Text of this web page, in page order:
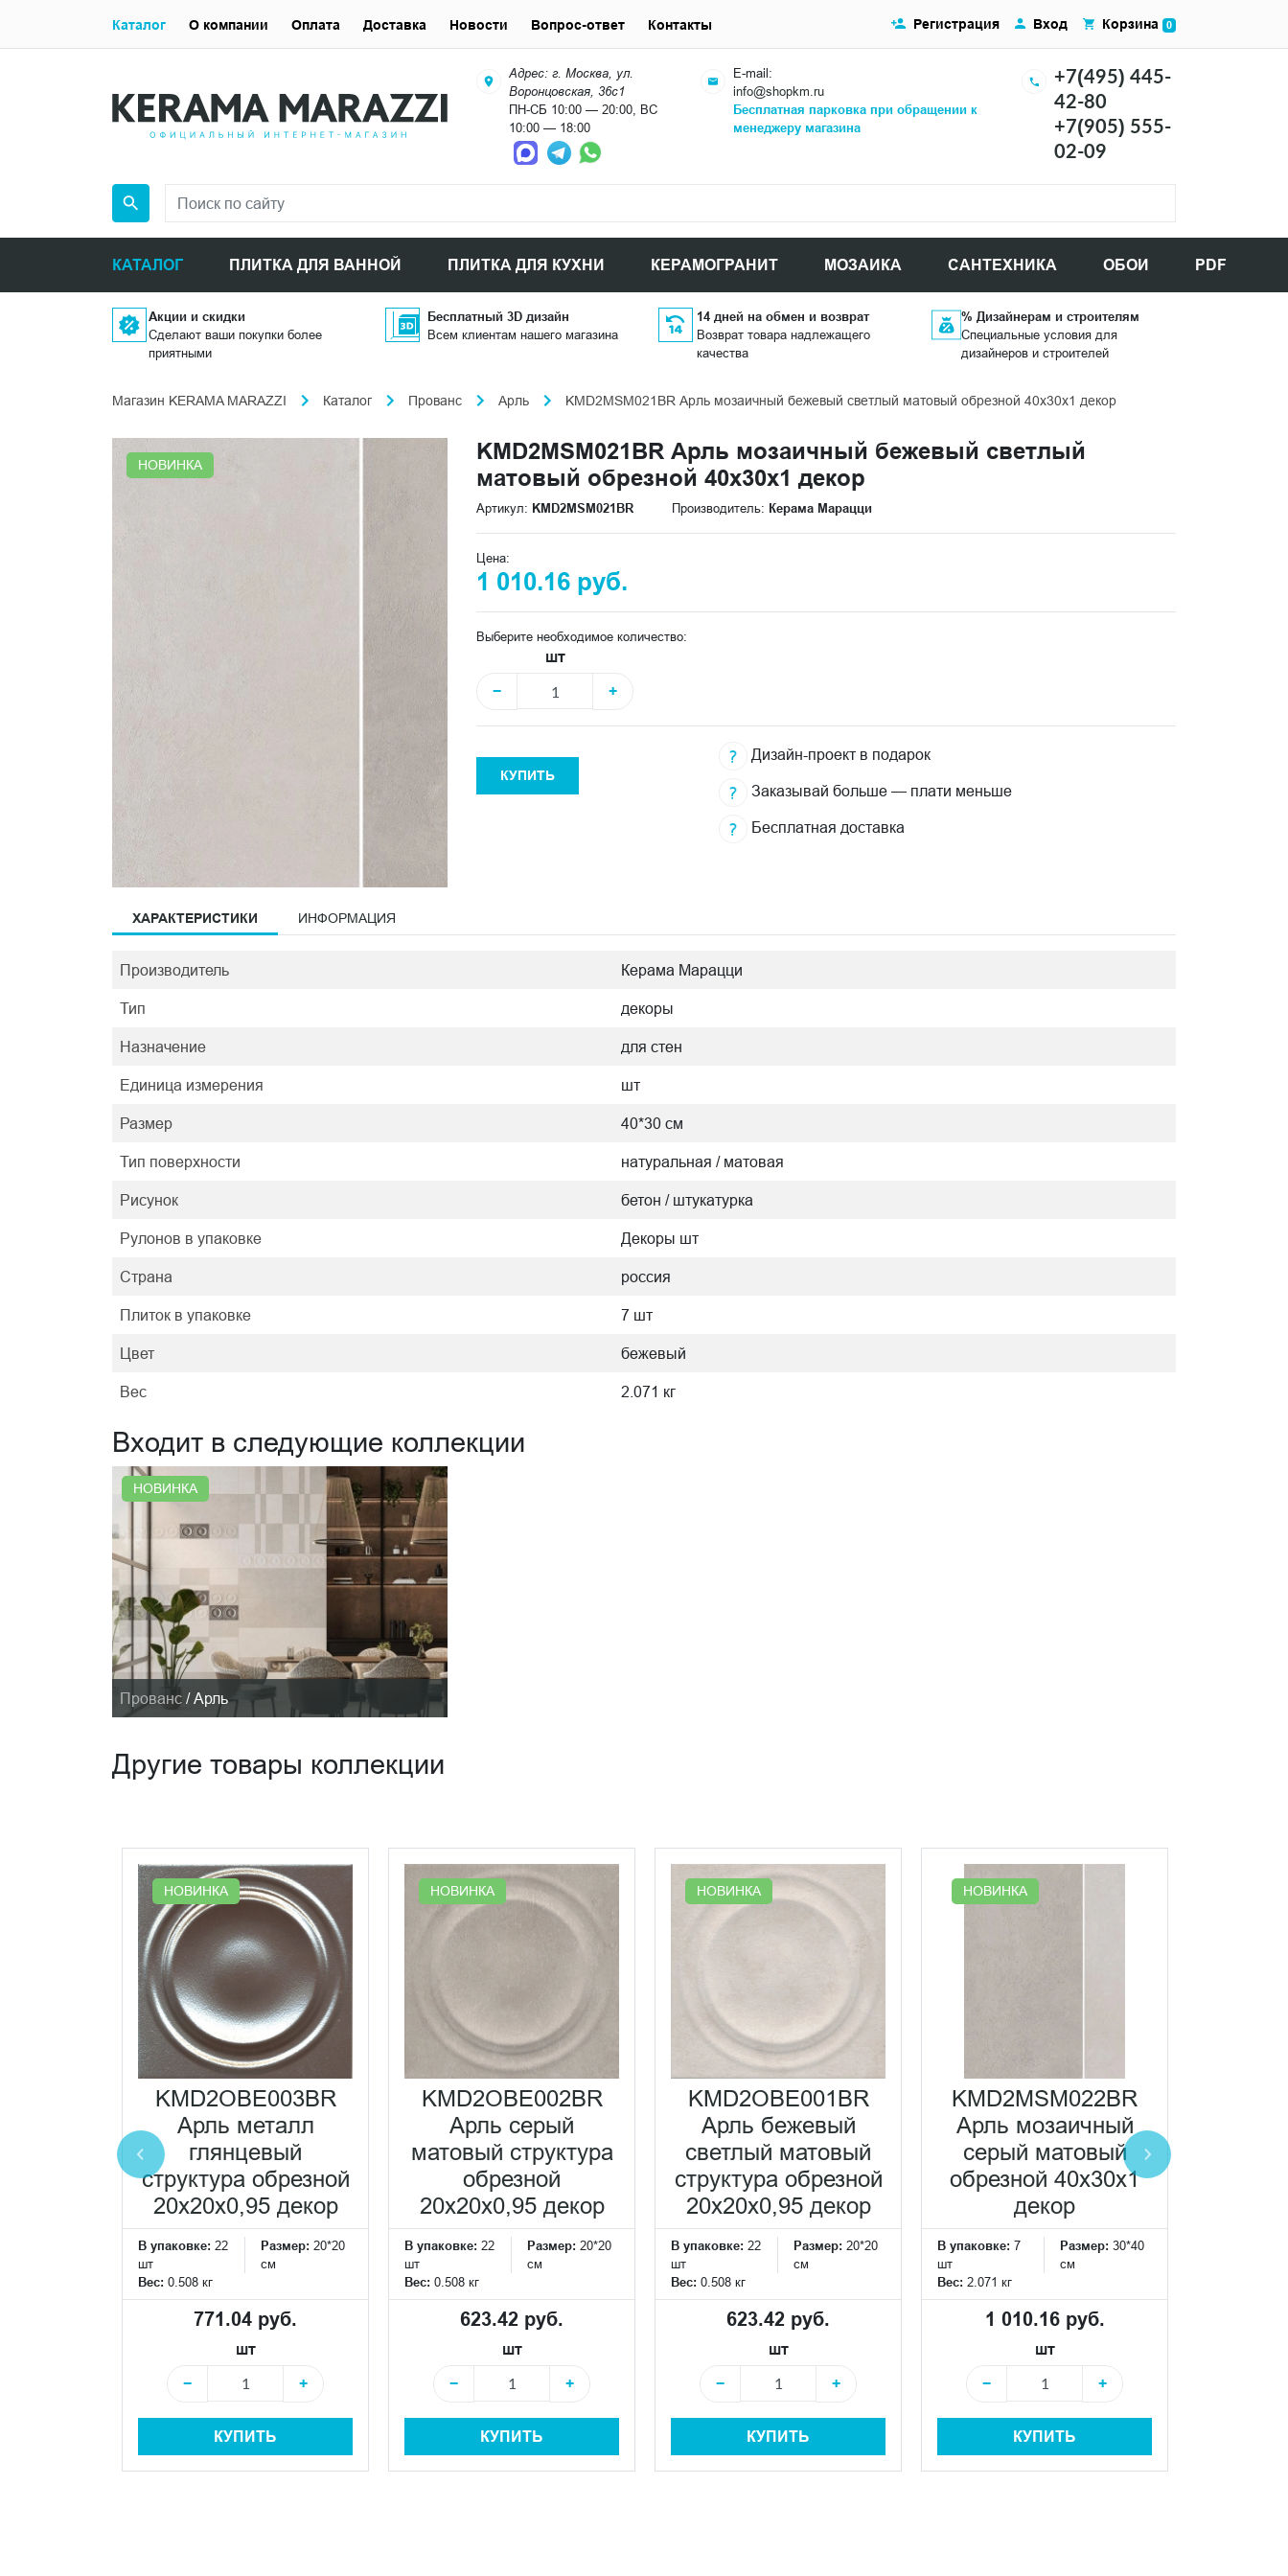
Адрес: г. Москва, ул.
Воронцовская, 36с1
ПН-СБ 10:00 — 20:00, ВС
10:00 — 18:00
E-mail:
info@shopkm.ru
Бесплатная парковка при обращении к
менеджеру магазина
+7(495) 445-
42-80
+7(905) 555-
02-09
КАТАЛОГ ПЛИТКА ДЛЯ ВАННОЙ ПЛИТКА ДЛЯ КУХНИ КЕРАМОГРАНИТ МОЗАИКА САНТЕХНИКА ОБОИ PDF
Регистрация Вход Корзина 0
Каталог О компании Оплата Доставка Новости Вопрос-ответ Контакты
Акции и скидки
Сделают ваши покупки более
приятными
Бесплатный 3D дизайн
Всем клиентам нашего магазина
14 дней на обмен и возврат
Возврат товара надлежащего
качества
% Дизайнерам и строителям
Специальные условия для
дизайнеров и строителей
Магазин KERAMA MARAZZI Каталог Прованс Арль KMD2MSM021BR Арль мозаичный бежевый светлый матовый обрезной 40x30x1 декор
НОВИНКА
KMD2MSM021BR Арль мозаичный бежевый светлый
матовый обрезной 40x30x1 декор
Артикул: KMD2MSM021BR Производитель: Керама Марацци
Цена:
1 010.16 руб.
Выберите необходимое количество:
шт
−
+
КУПИТЬ
Дизайн-проект в подарок
Заказывай больше — плати меньше
Бесплатная доставка
ХАРАКТЕРИСТИКИ ИНФОРМАЦИЯ
Производитель Керама Марацци
Тип декоры
Назначение для стен
Единица измерения шт
Размер 40*30 см
Тип поверхности натуральная / матовая
Рисунок бетон / штукатурка
Рулонов в упаковке Декоры шт
Страна россия
Плиток в упаковке 7 шт
Цвет бежевый
Вес 2.071 кг
Входит в следующие коллекции
НОВИНКА
Прованс / Арль
Другие товары коллекции
НОВИНКА
KMD2OBE003BR
Арль металл
глянцевый
структура обрезной
20x20x0,95 декор
В упаковке: 22
шт
Размер: 20*20
см
Вес: 0.508 кг
771.04 руб.
шт
−
+
КУПИТЬ
НОВИНКА
KMD2OBE002BR
Арль серый
матовый структура
обрезной
20x20x0,95 декор
В упаковке: 22
шт
Размер: 20*20
см
Вес: 0.508 кг
623.42 руб.
шт
−
+
КУПИТЬ
НОВИНКА
KMD2OBE001BR
Арль бежевый
светлый матовый
структура обрезной
20x20x0,95 декор
В упаковке: 22
шт
Размер: 20*20
см
Вес: 0.508 кг
623.42 руб.
шт
−
+
КУПИТЬ
НОВИНКА
KMD2MSM022BR
Арль мозаичный
серый матовый
обрезной 40x30x1
декор
В упаковке: 7
шт
Размер: 30*40
см
Вес: 2.071 кг
1 010.16 руб.
шт
−
+
КУПИТЬ